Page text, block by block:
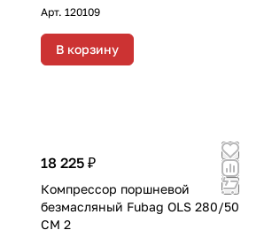
продувочный пистолет,
для накачки 3 шт
Арт.120109
В корзину
18 225 ₽
Компрессор поршневой
безмасляный Fubag OLS 280/50
CM 2